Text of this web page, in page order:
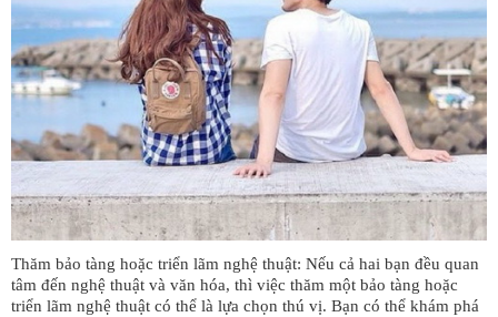
Thăm bảo tàng hoặc triển lãm nghệ thuật: Nếu cả hai bạn đều quan
tâm đến nghệ thuật và văn hóa, thì việc thăm một bảo tàng hoặc
triển lãm nghệ thuật có thể là lựa chọn thú vị. Bạn có thể khám phá